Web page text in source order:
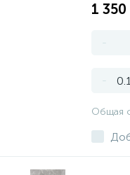
1
-
-
Общая